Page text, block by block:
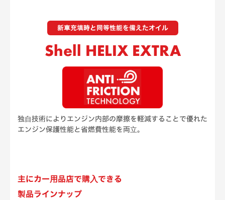
新車充填時と同等性能を備えたオイル
Shell HELIX EXTRA
独⾃技術によりエンジン内部の摩擦を軽減することで優れた
エンジン保護性能と省燃費性能を両⽴。
主にカー⽤品店で購⼊できる
製品ラインナップ